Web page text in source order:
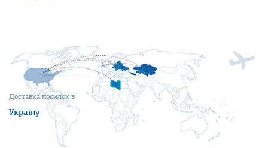
Доставка посилок в
Україну